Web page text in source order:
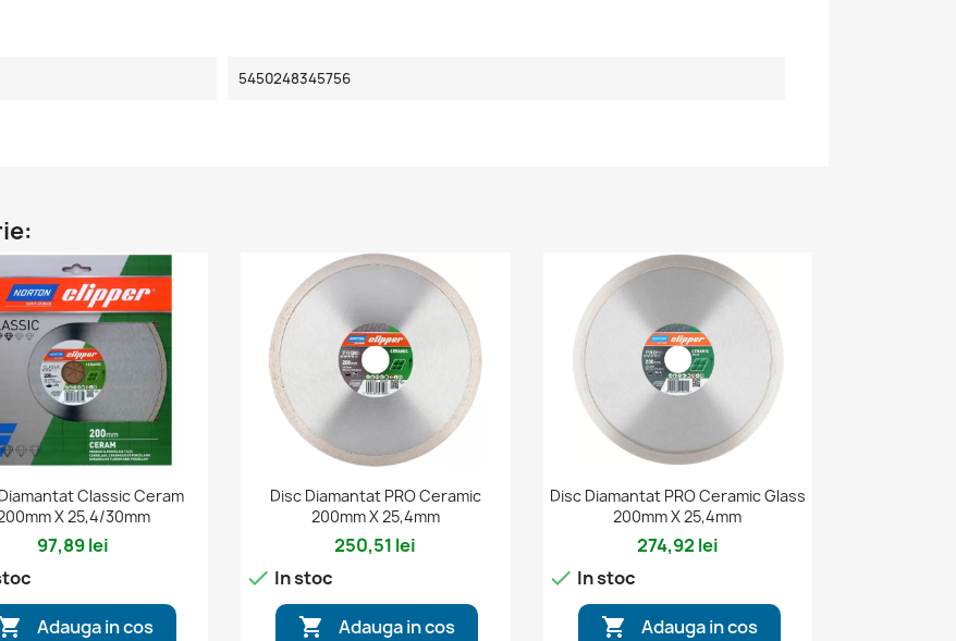
5450248345756
Vizualizare rapida
Classic Ceram
X 25,4/30mm
97,89 lei
Adauga in cos
Vizualizare rapida
Disc Diamantat PRO Ceramic
200mm X 25,4mm
250,51 lei
 In stoc
 Adauga in cos
Vizualizare rapida
Disc Diamantat PRO Ceramic Glass
200mm X 25,4mm
274,92 lei
 In stoc
 Adauga in cos